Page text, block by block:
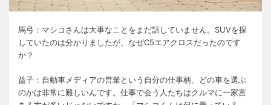
馬弓：マシコさんは大事なことをまだ話していません。 SUVを探
していたのは分かりましたが、なぜC5エアクロスだったのです
か？
益子：自動車メディアの営業という自分の仕事柄、どの車を選ぶ
のかは非常に難しいんです。仕事で会う人たちはクルマに一家言